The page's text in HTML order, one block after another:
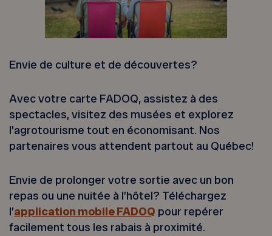
Envie de culture et de découvertes?
Avec votre carte FADOQ, assistez à des
spectacles, visitez des musées et explorez
l’agrotourisme tout en économisant. Nos
partenaires vous attendent partout au Québec!
Envie de prolonger votre sortie avec un bon
repas ou une nuitée à l’hôtel? Téléchargez
l’application mobile FADOQ pour repérer
facilement tous les rabais à proximité.